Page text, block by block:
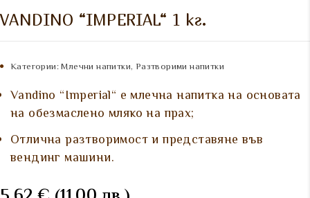
VANDINO “IMPERIAL“ 1 кг.
Категории:Млечни напитки, Разтворими напитки
Vandino “Imperial“ е млечна напитка на основата
на обезмаслено мляко на прах;
Отлична разтворимост и представяне във
вендинг машини.